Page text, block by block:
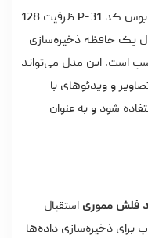
فلش مموری پرلیت یو اس بی طرح مینی بوس کد P-31 ظرفیت 128
یک حافظه ذخیره‌سازی
است. این مدل می‌تواند
و ویدئوهای با
شود و به‌ عنوان
فلش مموری استقبال
برای ذخیره‌سازی داده‌ها